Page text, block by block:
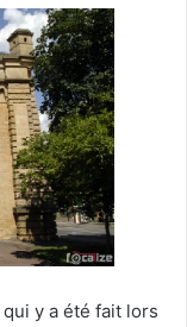
qui y a été fait lors